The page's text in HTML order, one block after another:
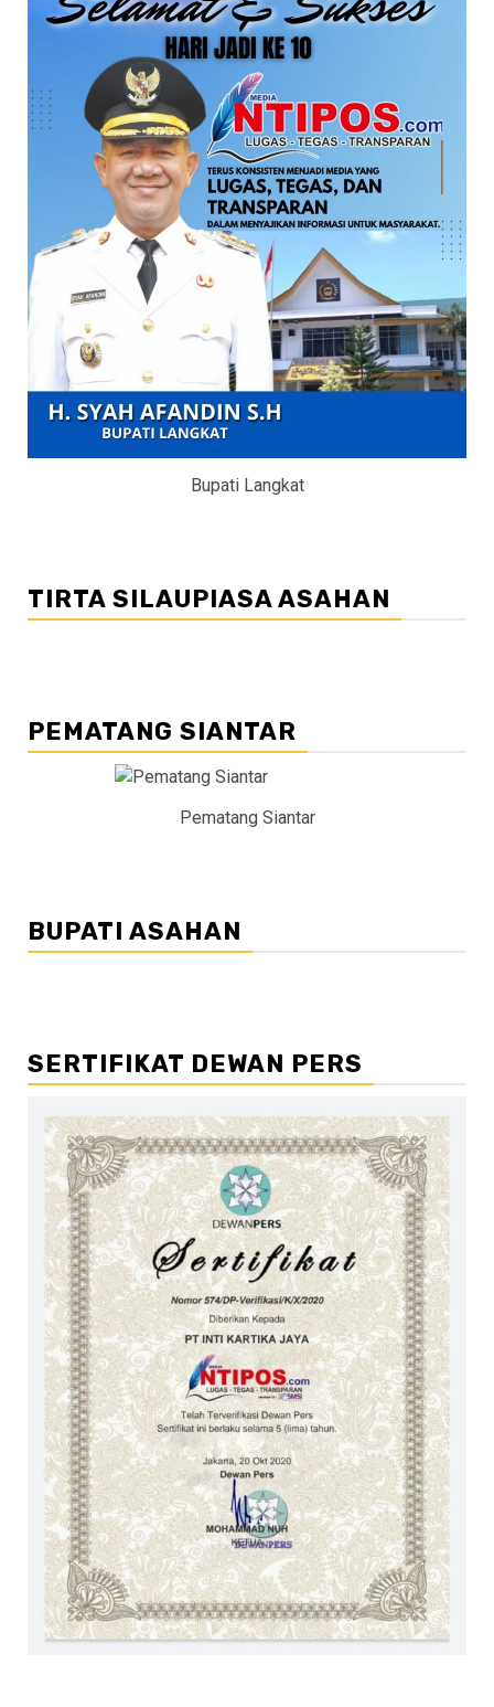
Bupati Langkat
TIRTA SILAUPIASA ASAHAN
PEMATANG SIANTAR
Pematang Siantar
BUPATI ASAHAN
SERTIFIKAT DEWAN PERS